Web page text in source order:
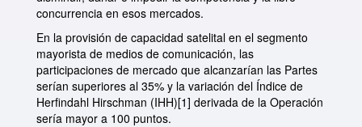
concurrencia en esos mercados.
En la provisión de capacidad satelital en el segmento
mayorista de medios de comunicación, las
participaciones de mercado que alcanzarían las Partes
serían superiores al 35% y la variación del Índice de
Herfindahl Hirschman (IHH)[1] derivada de la Operación
sería mayor a 100 puntos.